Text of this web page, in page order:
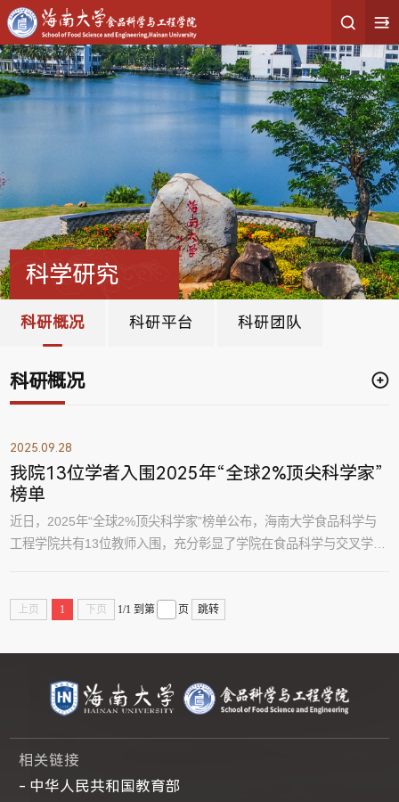
科学研究
科研概况 科研平台 科研团队
科研概况
2025.09.28
我院13位学者入围2025年“全球2%顶尖科学家”
榜单
近日，2025年“全球2%顶尖科学家”榜单公布，海南大学食品科学与
工程学院共有13位教师入围，充分彰显了学院在食品科学与交叉学科
标与复合指标（c-score）进行客观评估，并同时发布“职业生涯影响”
入围教师如下：（按姓氏拼音首字母排序，...
上页 1 下页 1/1 到第 页 跳转
相关链接
- 中华人民共和国教育部